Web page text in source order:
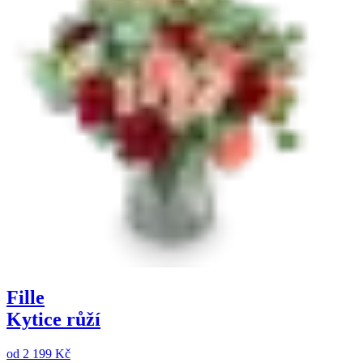
Fille
Kytice růží
od 2 199 Kč